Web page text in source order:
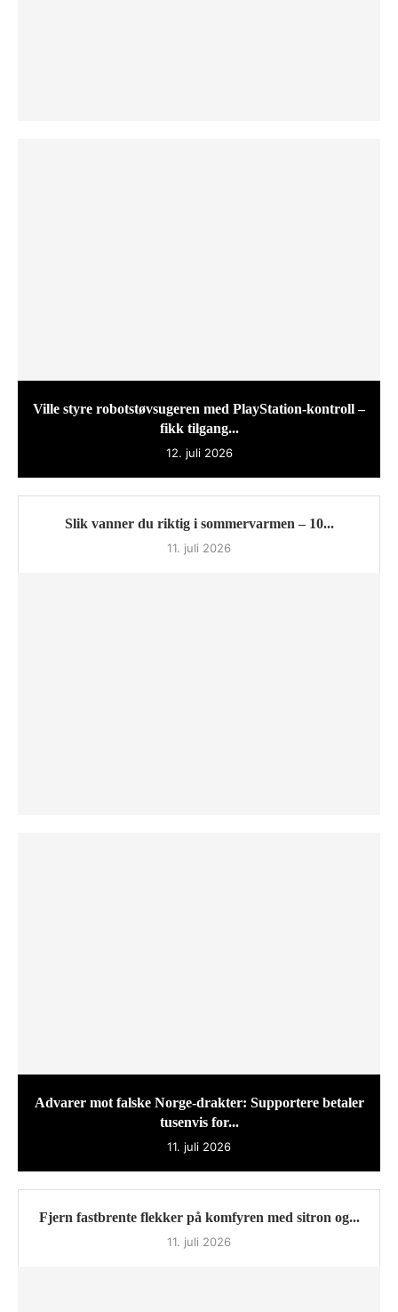
Ville styre robotstøvsugeren med PlayStation-kontroll –
fikk tilgang...
12. juli 2026
Slik vanner du riktig i sommervarmen – 10...
11. juli 2026
Advarer mot falske Norge-drakter: Supportere betaler
tusenvis for...
11. juli 2026
Fjern fastbrente flekker på komfyren med sitron og...
11. juli 2026